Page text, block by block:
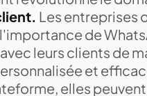
Les entreprises
de
leurs clients de
et
elles peuvent